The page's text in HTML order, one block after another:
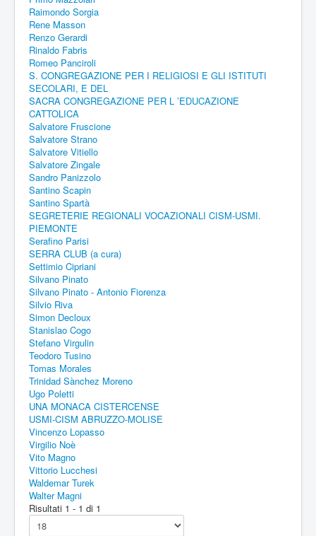
Raimondo Sorgia
Rene Masson
Renzo Gerardi
Rinaldo Fabris
Romeo Panciroli
S. CONGREGAZIONE PER I RELIGIOSI E GLI ISTITUTI
SECOLARI, E DEL
SACRA CONGREGAZIONE PER L ’EDUCAZIONE
CATTOLICA
Salvatore Fruscione
Salvatore Strano
Salvatore Vitiello
Salvatore Zingale
Sandro Panizzolo
Santino Scapin
Santino Spartà
SEGRETERIE REGIONALI VOCAZIONALI CISM-USMI.
PIEMONTE
Serafino Parisi
SERRA CLUB (a cura)
Settimio Cipriani
Silvano Pinato
Silvano Pinato - Antonio Fiorenza
Silvio Riva
Simon Decloux
Stanislao Cogo
Stefano Virgulin
Teodoro Tusino
Tomas Morales
Trinidad Sànchez Moreno
Ugo Poletti
UNA MONACA CISTERCENSE
USMI-CISM ABRUZZO-MOLISE
Vincenzo Lopasso
Virgilio Noè
Vito Magno
Vittorio Lucchesi
Waldemar Turek
Walter Magni
Risultati 1 - 1 di 1